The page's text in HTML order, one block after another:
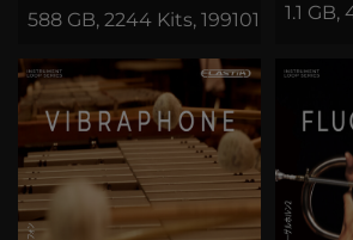
588 GB, 2244 Kits, 199101 Loops &
1.1